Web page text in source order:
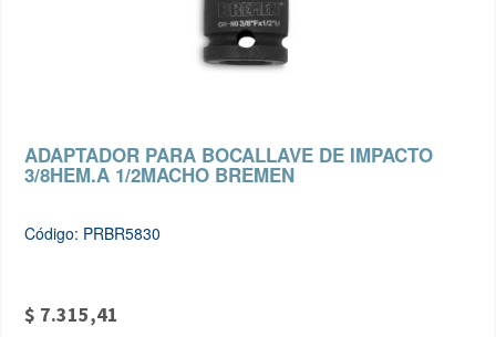
ADAPTADOR PARA BOCALLAVE DE IMPACTO
3/8HEM.A 1/2MACHO BREMEN
Código: PRBR5830
$ 7.315,41